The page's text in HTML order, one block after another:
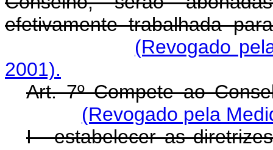
efetivamente trabalhada
(Revogado
2001).
Art. 7º Compete ao
(Revogado pela
I - estabelecer as